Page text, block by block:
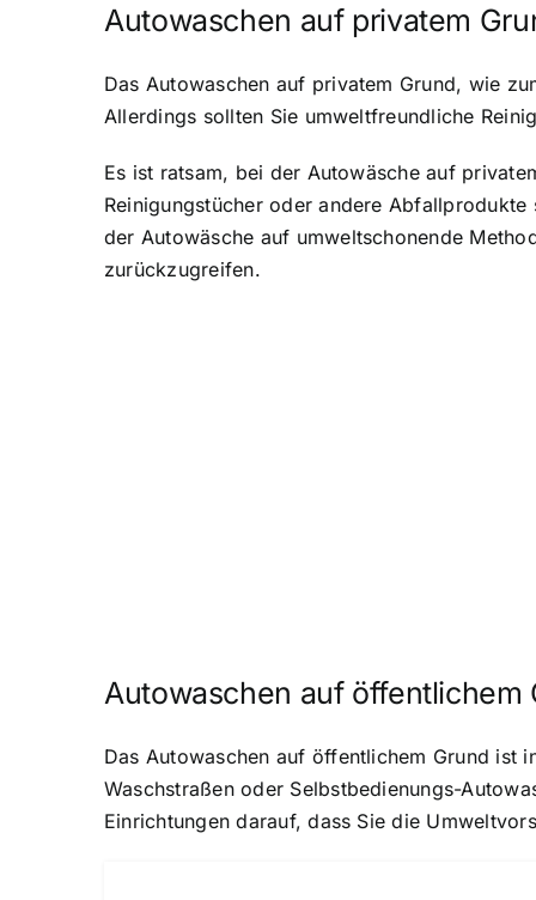
Autowaschen auf privatem
Das Autowaschen auf privatem Grund, wie
Allerdings sollten Sie umweltfreundliche
Es ist ratsam, bei der Autowäsche auf
Reinigungstücher oder andere
der Autowäsche auf umweltschonende
zurückzugreifen.
Autowaschen auf öffentlichem
Das Autowaschen auf öffentlichem Grund ist
Waschstraßen oder Selbstbedienungs-
Einrichtungen darauf, dass Sie die